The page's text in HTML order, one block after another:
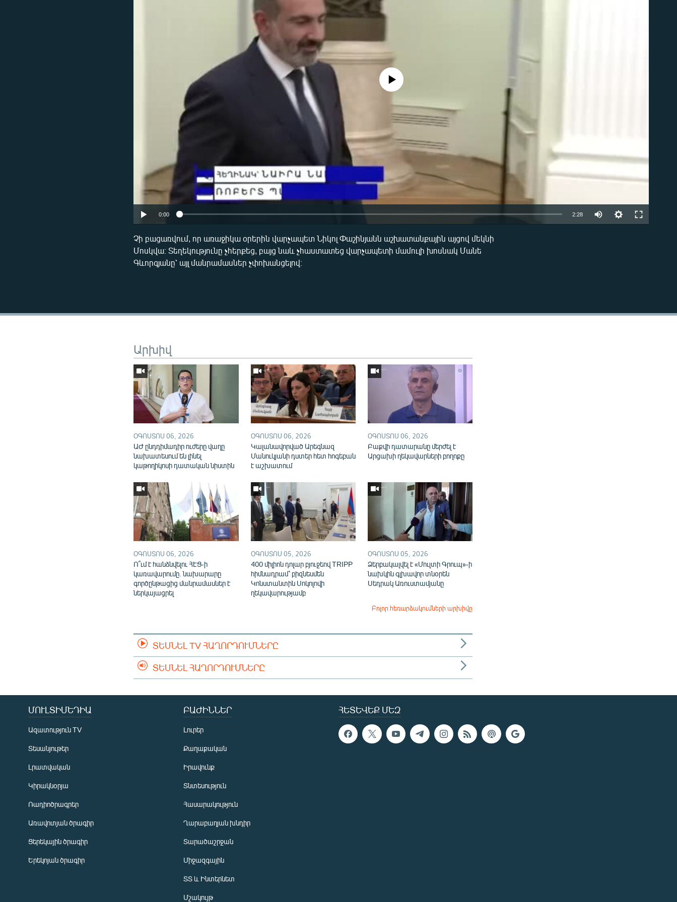
Auto 240p 360p
No media source currently available
0:00 2:28
Չի բացառվում, որ առաջիկա օրերին վարչապետ Նիկոլ Փաշինյանն աշխատանքային այցով մեկնի
Մոսկվա։ Տեղեկությունը չհերքեց, բայց նաև չհաստատեց վարչապետի մամուլի խոսնակ Մանե
Գևորգյանը՝ այլ մանրամասներ չփոխանցելով։
Արխիվ
ՕԳՈՍՏՈՍ 06, 2026
ԱԺ ընդդիմադիր ուժերը վաղը
նախատեսում են լինել
կաթողիկոսի դատական նիստին
ՕԳՈՍՏՈՍ 06, 2026
Կալանավորված Արեգնազ
Մանուկյանի դստեր հետ հոգեբան
է աշխատում
ՕԳՈՍՏՈՍ 06, 2026
Բաքվի դատարանը մերժել է
Արցախի ղեկավարների բողոքը
ՕԳՈՍՏՈՍ 06, 2026
Ո՞ւմ է հանձնվելու ՀԷՑ-ի
կառավարումը. նախարարը
գործընթացից մանրամասներ է
ներկայացրել
ՕԳՈՍՏՈՍ 05, 2026
400 միլիոն դոլար բյուջեով TRIPP
հիմնադրամ՝ բիզնեսմեն
Կոնստանտին Սոկոլովի
ղեկավարությամբ
ՕԳՈՍՏՈՍ 05, 2026
Ձերբակալվել է «Մուլտի Գրուպ»-ի
նախկին գլխավոր տնօրեն
Սեդրակ Առուստամյանը
Բոլոր հեռարձակումների արխիվը
ՏԵՍՆԵԼ TV ՀԱՂՈՐԴՈՒՄՆԵՐԸ
ՏԵՍՆԵԼ ՀԱՂՈՐԴՈՒՄՆԵՐԸ
ՀԵՏԵՎԵՔ ՄԵԶ
ՄՈՒԼՏԻՄԵԴԻԱ
Ազատություն TV
Տեսանյութեր
Լրատվական
Կիրակնօրյա
Ռադիոծրագրեր
Առավոտյան ծրագիր
Ցերեկային ծրագիր
Երեկոյան ծրագիր
ԲԱԺԻՆՆԵՐ
Լուրեր
Քաղաքական
Իրավունք
Տնտեսություն
Հասարակություն
Ղարաբաղյան խնդիր
Տարածաշրջան
Միջազգային
ՏՏ և Ինտերնետ
Մշակույթ